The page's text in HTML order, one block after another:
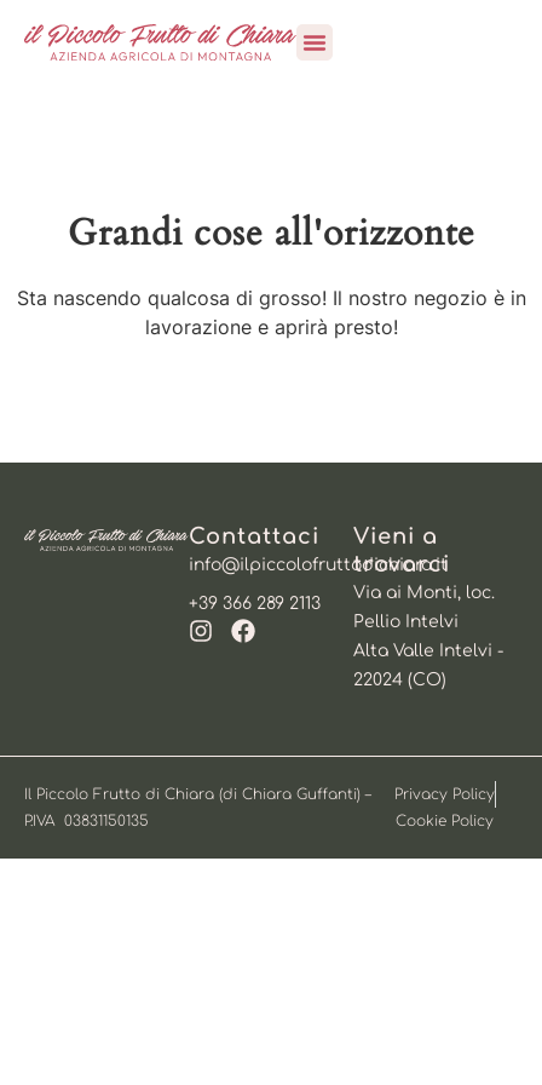
Grandi cose all'orizzonte
Sta nascendo qualcosa di grosso! Il nostro negozio è in
lavorazione e aprirà presto!
Contattaci
info@ilpiccolofruttodichiara.it
+39 366 289 2113
Vieni a
trovarci
Via ai Monti, loc.
Pellio Intelvi
Alta Valle Intelvi -
22024 (CO)
Il Piccolo Frutto di Chiara (di Chiara Guffanti) –
P.IVA 03831150135
Privacy Policy
Cookie Policy